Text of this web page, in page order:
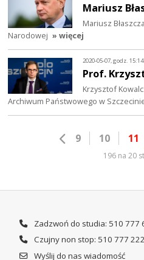
Mariusz
Mariusz
Narodowej » więcej
2020-05-07, godz. 15:14
Prof.
Krzysztof
Archiwum Państwowego w
9 10 11
196 na 20
Zadzwoń do studia: 510 777
Czujny non stop: 510 777 222
Wyślij do nas wiadomość